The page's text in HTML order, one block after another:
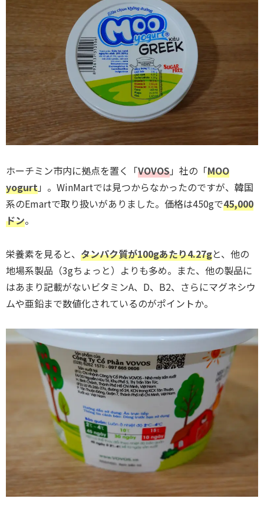
ホーチミン市内に拠点を置く「VOVOS」社の「MOO
yogurt」。WinMartでは見つからなかったのですが、韓国
系のEmartで取り扱いがありました。価格は450gで45,000
ドン。
栄養素を見ると、 タンパク質が100gあたり4.27gと、他の
地場系製品（3gちょっと）よりも多め。また、他の製品に
はあまり記載がないビタミンA、D、B2、さらにマグネシウ
ムや亜鉛まで数値化されているのがポイントか。